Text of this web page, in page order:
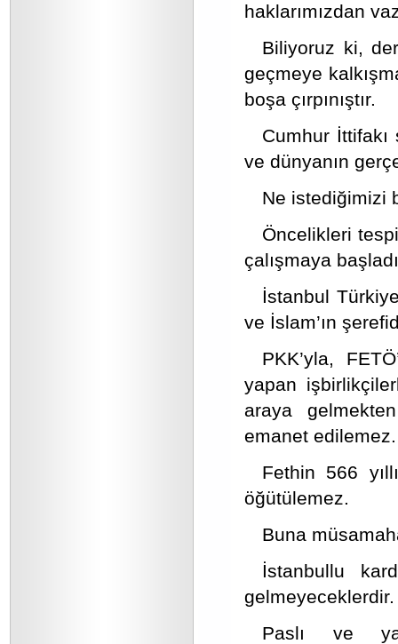
haklarımızdan
Biliyoruz ki,
geçmeye
boşa çırpınıştır.
Cumhur İttifakı
ve dünyanın
Ne istediğimizi
Öncelikleri
çalışmaya
İstanbul
ve İslam’ın
PKK’yla,
yapan
araya
emanet edilemez.
Fethin 566
öğütülemez.
Buna
İstanbullu
gelmeyeceklerdir.
Paslı ve